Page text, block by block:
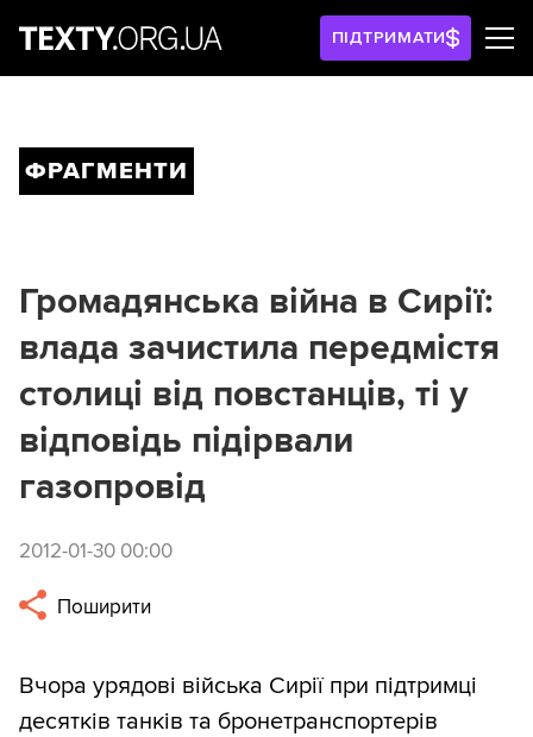
ПІДТРИМАТИ
ФРАГМЕНТИ
Громадянська війна в Сирії:
влада зачистила передмістя
столиці від повстанців, ті у
відповідь підірвали
газопровід
2012-01-30 00:00
Поширити
Вчора урядові війська Сирії при підтримці
десятків танків та бронетранспортерів